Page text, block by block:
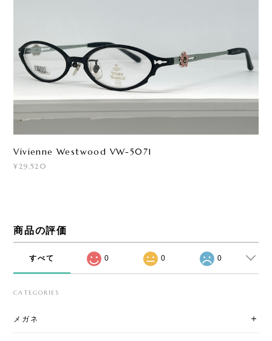
Vivienne Westwood VW-5071
¥29,520
商品の評価
すべて 0 0 0
CATEGORIES
メガネ